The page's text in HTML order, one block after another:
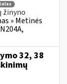
žinyno
» Metinės
32, 38